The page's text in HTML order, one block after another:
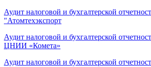
Аудит налоговой и бухгалтерской
"Атомтехэкспорт
Аудит налоговой и бухгалтерской
ЦНИИ «Комета»
Аудит налоговой и бухгалтерской